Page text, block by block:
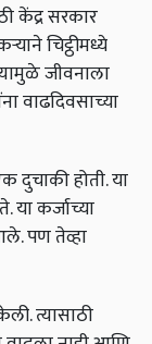
केंद्र सरकार
चिट्ठीमध्ये
जीवनाला
वाढदिवसाच्या
होती. या
या कर्जाच्या
पण तेव्हा
त्यासाठी